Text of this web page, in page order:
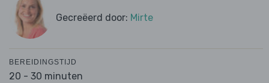
Gecreëerd door: Mirte
BEREIDINGSTIJD
20 - 30 minuten